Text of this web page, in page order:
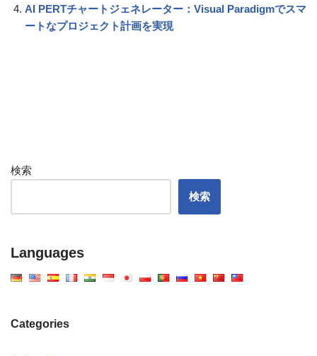
AI PERTチャートジェネレーター：Visual Paradigmでスマ
ートなプロジェクト計画を実現
検索
検索
Languages
Categories